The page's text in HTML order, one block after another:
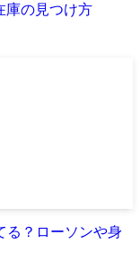
庫の見つけ方
る？ローソンや身